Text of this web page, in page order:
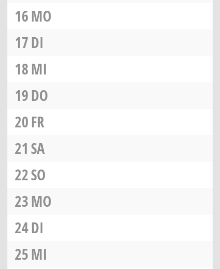
16MO
17DI
18MI
19DO
20FR
21 SA
22SO
23MO
24DI
25MI